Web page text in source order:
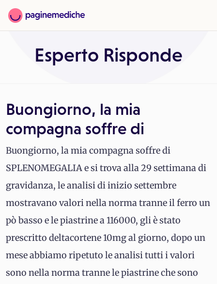
Esperto Risponde
Buongiorno, la mia
compagna soffre di
Buongiorno, la mia compagna soffre di
SPLENOMEGALIA e si trova alla 29 settimana di
gravidanza, le analisi di inizio settembre
mostravano valori nella norma tranne il ferro un
pò basso e le piastrine a 116000, gli è stato
prescritto deltacortene 10mg al giorno, dopo un
mese abbiamo ripetuto le analisi tutti i valori
sono nella norma tranne le piastrine che sono